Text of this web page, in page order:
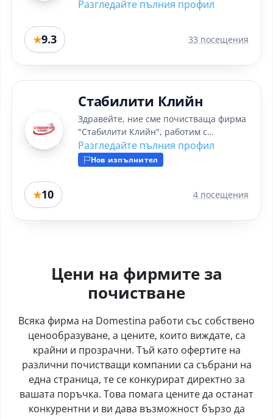
качествени немски препарати и
Разгледайте пълния профил
★9.3 33 посещения
Стабилити Клийн
Здравейте, ние сме почистваща фирма
"Стабилити Клийн", работим с
прецизност, желание и любов към
услугата...
Разгледайте пълния профил
Нов изпълнител
★10 4 посещения
Цени на фирмите за
почистване
Всяка фирма на Domestina работи със собствено
ценообразуване, а цените, които виждате, са
крайни и прозрачни. Тъй като офертите на
различни почистващи компании са събрани на
една страница, те се конкурират директно за
вашата поръчка. Това помага цените да останат
конкурентни и ви дава възможност бързо да